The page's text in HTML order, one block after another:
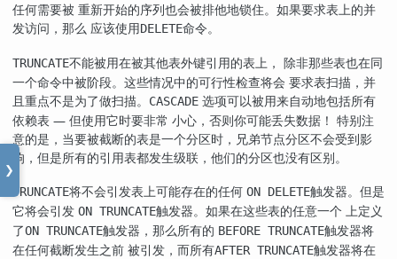
❯
任何需要被 重新开始的序列也会被排他地锁住。如果要求表上的并
发访问，那么 应该使用DELETE命令。
TRUNCATE不能被用在被其他表外键引用的表上， 除非那些表也在同
一个命令中被阶段。这些情况中的可行性检查将会 要求表扫描，并
且重点不是为了做扫描。
CASCADE 选项可以被用来自动地包括所有
依赖表 — 但使用它时要非常 小心，否则你可能丢失数据！ 特别注
意的是，当要被截断的表是一个分区时，兄弟节点分区不会受到影
响，但是所有的引用表都发生级联，他们的分区也没有区别。
TRUNCATE将不会引发表上可能存在的任何 ON DELETE触发器。但是
它将会引发 ON TRUNCATE触发器。如果在这些表的任意一个 上定义
了ON TRUNCATE触发器，那么所有的 BEFORE TRUNCATE触发器将
在任何截断发生之前 被引发，而所有AFTER TRUNCATE触发器将在